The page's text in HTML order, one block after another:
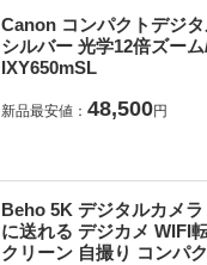
Canon コンパクトデジ
シルバー 光学12倍ズー
IXY650mSL
新品最安値： 48,500円
Beho 5K デジタルカメ
に送れる デジカメ WIFI
クリーン 自撮り コンパ